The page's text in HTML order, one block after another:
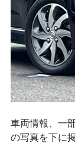
車両情報、一
の写真を下に